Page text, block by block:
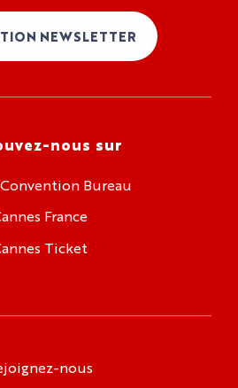
NEWSLETTER
nous sur
Bureau
France
Ticket
nous